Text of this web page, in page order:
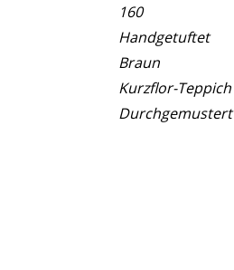
160
Handgetuftet
Braun
Kurzflor-Teppich
Durchgemustert